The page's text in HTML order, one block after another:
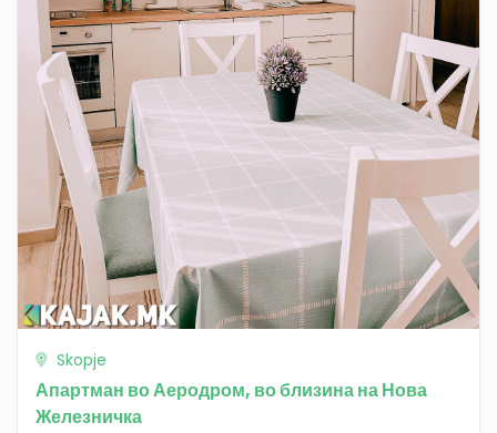
Skopje
Апартман во Аеродром, во близина на Нова
Железничка